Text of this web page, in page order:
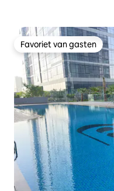
Favoriet van gasten
Favoriet van gasten